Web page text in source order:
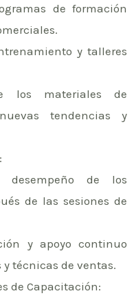
de formación
y talleres
los materiales de
tendencias y
de los
de las sesiones de
y apoyo continuo
técnicas de ventas.
de Capacitación: